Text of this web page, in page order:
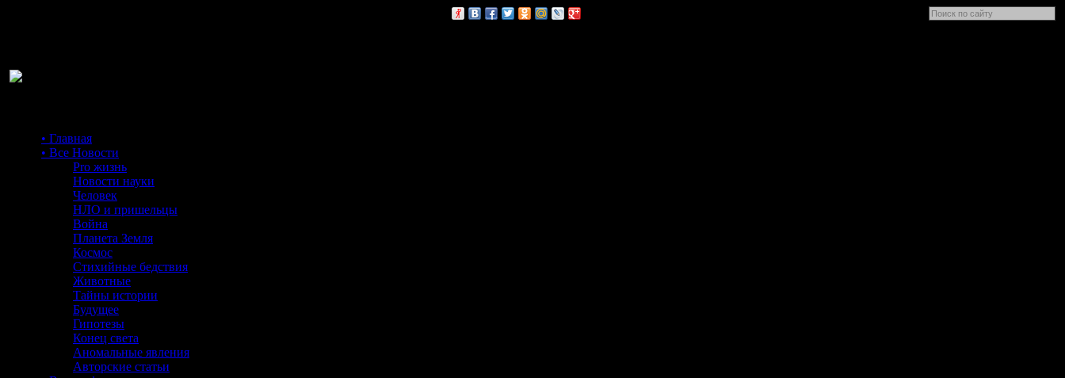
• Главная
• Все Новости
Pro жизнь
Новости науки
Человек
НЛО и пришельцы
Война
Планета Земля
Космос
Стихийные бедствия
Животные
Тайны истории
Будущее
Гипотезы
Конец света
Аномальные явления
Авторские статьи